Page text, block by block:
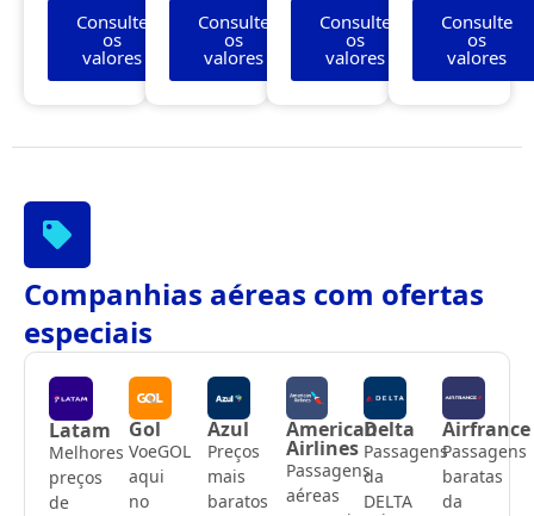
Consulte
os
valores
Consulte
os
valores
Consulte
os
valores
Consulte
os
valores
Companhias aéreas com ofertas
especiais
Latam
Melhores
preços
de
Gol
VoeGOL
aqui
no
Azul
Preços
mais
baratos
American
Airlines
Passagens
aéreas
Delta
Passagens
da
DELTA
Airfrance
Passagens
baratas
da